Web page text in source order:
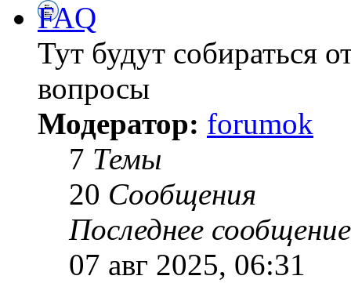
FAQ
Тут будут собираться
вопросы
Модератор: forumok
7 Темы
20 Сообщения
Последнее сообщение
07 авг 2025, 06:31